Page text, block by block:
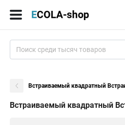
Встраиваемый квадратный
Встраиваемый квадратный